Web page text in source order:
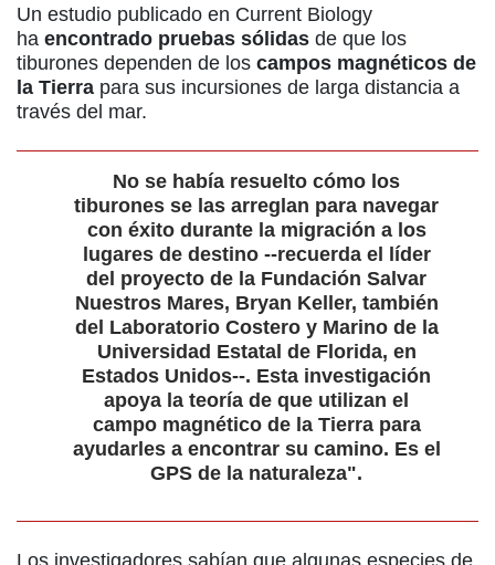
Un estudio publicado en Current Biology
ha encontrado pruebas sólidas de que los
tiburones dependen de los campos magnéticos de
la Tierra para sus incursiones de larga distancia a
través del mar.
No se había resuelto cómo los
tiburones se las arreglan para navegar
con éxito durante la migración a los
lugares de destino --recuerda el líder
del proyecto de la Fundación Salvar
Nuestros Mares, Bryan Keller, también
del Laboratorio Costero y Marino de la
Universidad Estatal de Florida, en
Estados Unidos--. Esta investigación
apoya la teoría de que utilizan el
campo magnético de la Tierra para
ayudarles a encontrar su camino. Es el
GPS de la naturaleza".